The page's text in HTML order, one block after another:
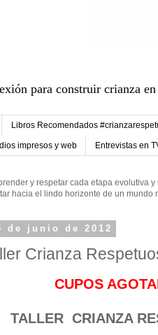
para construir crianza
Libros Recomendados
impresos y web Entrevistas en
y respetar cada etapa evolutiva
hacia el lindo horizonte de un mundo
de junio de 2012
Crianza
CUPOS
TALLER CRIANZA